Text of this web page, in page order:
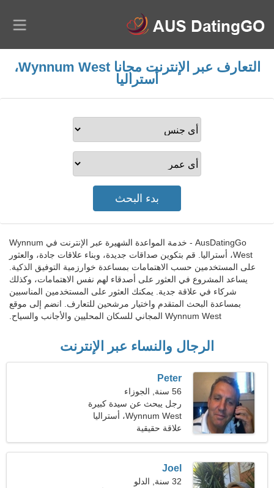
التعارف عبر الإنترنت مجانا Wynnum West،
أستراليا
AusDatingGo - خدمة المواعدة الشهيرة عبر الإنترنت في Wynnum
West، أستراليا. قم بتكوين صداقات جديدة، وبناء علاقات جادة، والعثور
على المستخدمين حسب الاهتمامات بمساعدة خوارزمية التوفيق الذكية.
يساعد المشروع في العثور على أصدقاء لهم نفس الاهتمامات، وكذلك
شركاء في علاقة جدية. يمكنك العثور على المستخدمين المناسبين
بمساعدة البحث المتقدم واختيار مرشحين للتعارف. انضم إلى موقع
Wynnum West المجاني للسكان المحليين والأجانب والسياح.
الرجال والنساء عبر الإنترنت
Peter
56 سنة, الجوزاء
رجل يبحث عن سيدة كبيرة
Wynnum West، أستراليا
علاقة حقيقية
Joel
32 سنة, الدلو